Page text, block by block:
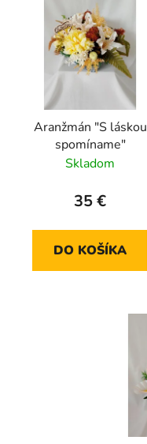
Aranžmán "S láskou
spomíname"
Skladom
35 €
DO KOŠÍKA